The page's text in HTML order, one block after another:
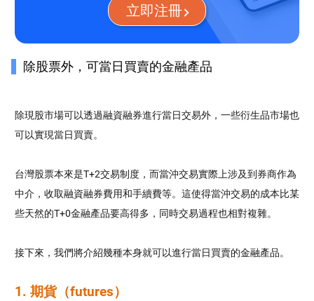
立即注冊
除股票外，可當日買賣的金融產品
除現股市場可以透過融資融券進行當日交易外，一些衍生品市場也
可以實現當日買賣。
台灣股票本來是T+2交易制度，而當沖交易實際上涉及到券商作為
中介，收取融資融券費用和手續費等。這使得當沖交易的成本比某
些天然的T+0金融產品要高得多，同時交易過程也相對複雜。
接下來，我們將介紹幾種本身就可以進行當日買賣的金融產品。
1. 期貨（futures）